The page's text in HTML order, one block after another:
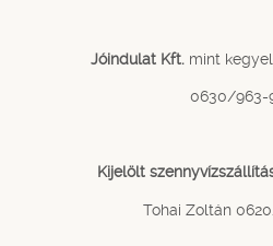
Jóindulat Kft. mint
0630/963-
Kijelölt
Tohai Zoltán